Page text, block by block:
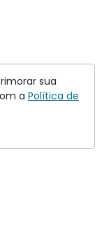
sua
a Política de